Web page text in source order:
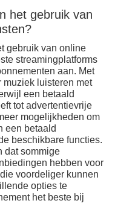
het gebruik van
gebruik van online
streamingplatforms
aan. Met
luisteren met
een betaald
tot advertentievrije
mogelijkheden om
een betaald
beschikbare functies.
dat sommige
hebben voor
voordeliger kunnen
opties te
het beste bij